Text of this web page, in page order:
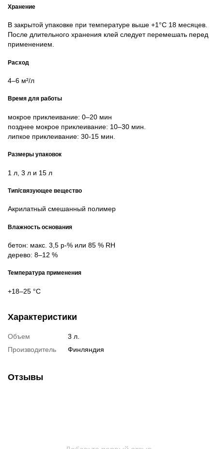
Хранение
В закрытой упаковке при температуре выше +1°C 18 месяцев.
После длительного хранения клей следует перемешать перед
применением.
Расход
4–6 м²/л
Время для работы
мокрое приклеивание: 0–20 мин
позднее мокрое приклеивание: 10–30 мин.
липкое приклеивание: 30-15 мин.
Размеры упаковок
1 л, 3 л и 15 л
Тип/связующее вещество
Акрилатный смешанный полимер
Влажность основания
бетон: макс. 3,5 p-% или 85 % RH
дерево: 8–12 %
Температура применения
+18–25 °C
Характеристики
Объем
3 л.
Производитель
Финляндия
Отзывы